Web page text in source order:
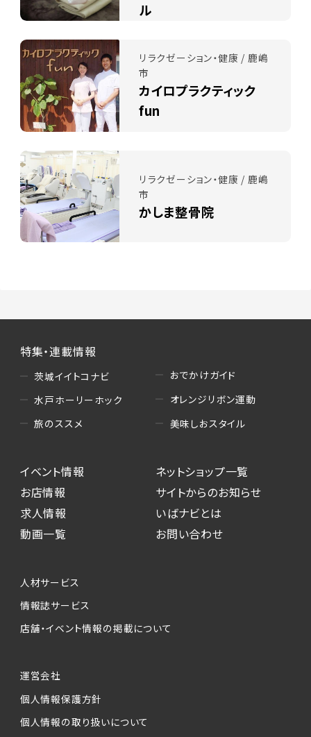
ル
リラクゼーション・健康 / 鹿嶋
市
カイロプラクティック
fun
リラクゼーション・健康 / 鹿嶋
市
かしま整骨院
特集・連載情報
茨城イイトコナビ
水戸ホーリーホック
旅のススメ
おでかけガイド
オレンジリボン運動
美味しおスタイル
イベント情報
お店情報
求人情報
動画一覧
ネットショップ一覧
サイトからのお知らせ
いばナビとは
お問い合わせ
人材サービス
情報誌サービス
店舗・イベント情報の掲載について
運営会社
個人情報保護方針
個人情報の取り扱いについて